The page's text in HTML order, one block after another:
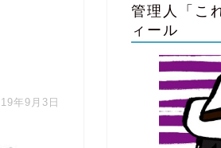
年9月3日
管理人「こ
ィール